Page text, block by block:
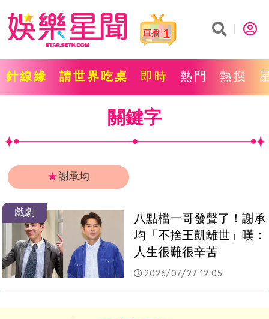
1
針線緣 請世界吃桌 即時 熱門 熱搜
關鍵字
★謝承均
戲劇
八點檔一哥發聲了！謝承
均「不捨王凱離世」嘆：
人生很難很辛苦
2026/07/27 12:05